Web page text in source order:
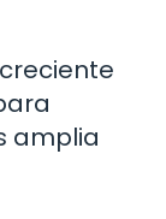
amplia